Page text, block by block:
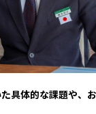
具体的な課題や、